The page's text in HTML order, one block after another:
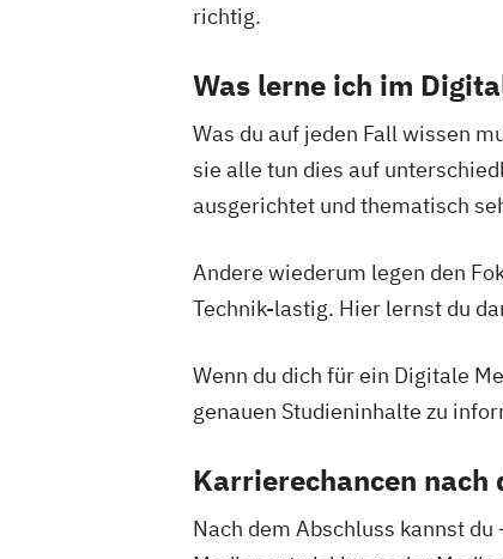
richtig.
Was lerne ich im
Was du auf jeden Fall wissen
sie alle tun dies auf
ausgerichtet und thematisch
Andere wiederum legen den
Technik-lastig. Hier lernst du
Wenn du dich für ein Digitale
genauen Studieninhalte zu
Karrierechancen nach
Nach dem Abschluss kannst